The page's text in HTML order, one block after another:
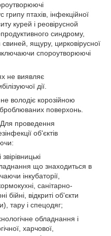
грипу птахів, інфекційної
курей і реовірусной
синдрому,
ящуру, цирковірусної
спороутворюючі
не виявляє
дії.
володіє корозійною
поверхонь.
Для проведення
об'єктів
що знаходиться в
інкубаторії,
санітарно-
бійні, відкриті об'єкти
тару і спецодяг;
обладнання і
харчової,